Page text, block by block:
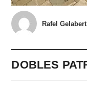
Rafel Gelabert
DOBLES